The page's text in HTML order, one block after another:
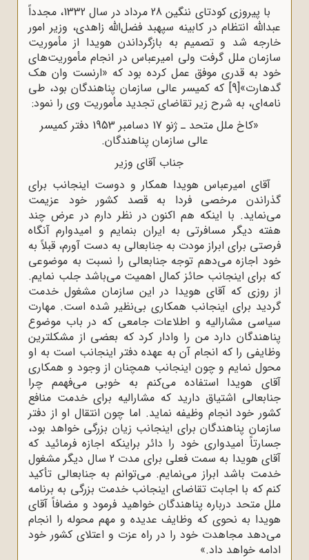
با پیروزى کودتاى ننگین 28 مرداد در سال 1332، مجدداً
عبداللّه‌ انتظام در کابینه سپهبد فضل‌الله زاهدى، وزیر امور
خارجه شد و تصمیم به بازگرداندن هویدا از مأموریت
سازمان ملل گرفت ولى امیرعباس در انجام مأموریت‌هاى
خود به قدرى موفق عمل کرده بود که «ارنست وان هک
گدهارت»[9]
که کمیسر عالى سازمان پناهندگان بود، طى
نامه‌اى، به شرح زیر تقاضاى تجدید مأموریت وى را نمود:
«کاخ ملل متحد ـ ژنو 17 دسامبر 1953 دفتر کمیسر
عالى سازمان پناهندگان.
جناب آقاى وزیر
آقاى امیرعباس هویدا همکار و دوست اینجانب براى
گذراندن مرخصى فردا به قصد کشور خود عزیمت
مى‌نماید. با اینکه هم ‌اکنون در نظر دارم در عرض چند
هفته دیگر مسافرتى به ایران بنمایم و امیدوارم آنگاه
فرصتى براى ابراز مودت به جنابعالى به دست آورم، قبلاً به
خود اجازه مى‌دهم توجه جنابعالى را نسبت به موضوعى
که براى اینجانب حائز کمال اهمیت مى‌باشد جلب نمایم.
از روزى که آقاى هویدا در این سازمان مشغول خدمت
گردید براى اینجانب همکارى بى‌نظیر شده است. مهارت
سیاسى مشارالیه و اطلاعات جامعى که در باب موضوع
پناهندگان دارد من را وادار کرد که بعضى از مشکلترین
وظایفى را که انجام آن به عهده دفتر اینجانب است به او
محول نمایم و چون اینجانب همچنان از وجود و همکارى
آقاى هویدا استفاده مى‌کنم به خوبى مى‌فهمم چرا
جنابعالى اشتیاق دارید که مشارالیه براى خدمت منافع
کشور خود انجام وظیفه نماید. اما چون انتقال او از دفتر
سازمان پناهندگان براى اینجانب زیان بزرگى خواهد بود،
جسارتاً امیدوارى خود را دائر براینکه اجازه فرمائید که
آقاى هویدا به سمت فعلى براى مدت 2 سال دیگر مشغول
خدمت باشد ابراز مى‌نمایم. مى‌توانم به جنابعالى تأکید
کنم که با اجابت تقاضاى اینجانب خدمت بزرگى به برنامه
ملل متحد درباره پناهندگان خواهید فرمود و مضافاً آقاى
هویدا به نحوى که وظایف عدیده و مهم محوله را انجام
مى‌دهد مجاهدت خود را در راه عزت و اعتلاى کشور خود
ادامه خواهد داد.»